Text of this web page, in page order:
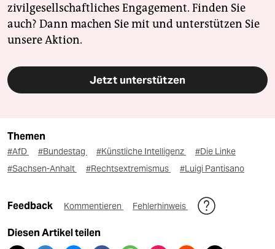
zivilgesellschaftliches Engagement. Finden Sie
auch? Dann machen Sie mit und unterstützen Sie
unsere Aktion.
Jetzt unterstützen
Themen
#AfD #Bundestag #Künstliche Intelligenz
#Die Linke
#Sachsen-Anhalt
#Rechtsextremismus #Luigi Pantisano
Feedback Kommentieren Fehlerhinweis
Diesen Artikel teilen